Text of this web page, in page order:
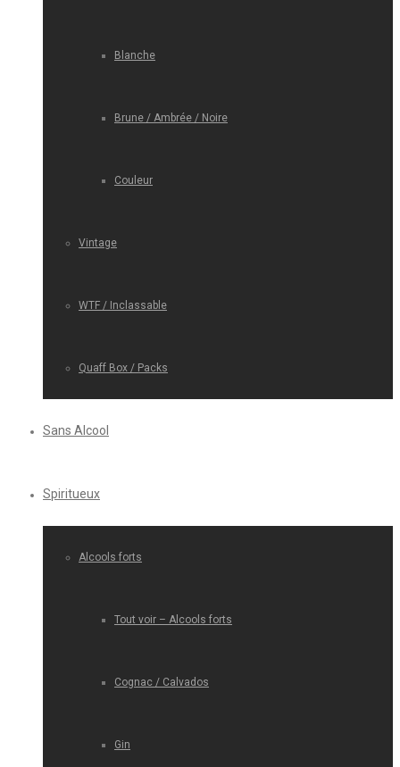
Blanche
Brune / Ambrée / Noire
Couleur
Vintage
WTF / Inclassable
Quaff Box / Packs
Sans Alcool
Spiritueux
Alcools forts
Tout voir – Alcools forts
Cognac / Calvados
Gin